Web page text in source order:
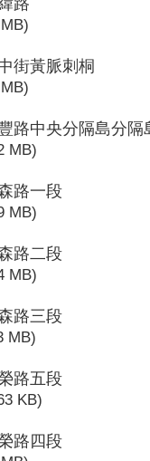
街黃脈刺桐
路中央分隔島分隔
MB)
路一段
MB)
路二段
MB)
路三段
MB)
路五段
KB)
路四段